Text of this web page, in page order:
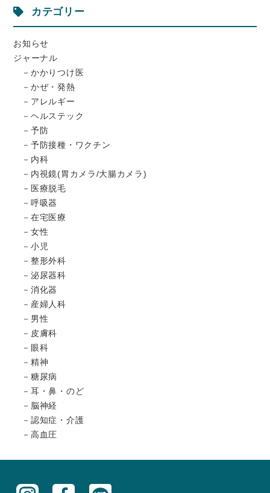
カテゴリー
お知らせ
ジャーナル
かかりつけ医
かぜ・発熱
アレルギー
ヘルステック
予防
予防接種・ワクチン
内科
内視鏡(胃カメラ/大腸カメラ)
医療脱毛
呼吸器
在宅医療
女性
小児
整形外科
泌尿器科
消化器
産婦人科
男性
皮膚科
眼科
精神
糖尿病
耳・鼻・のど
脳神経
認知症・介護
高血圧